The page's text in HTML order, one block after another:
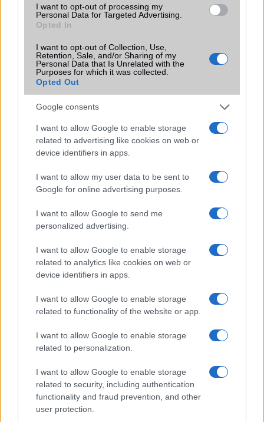
I want to opt-out of processing my
Personal Data for Targeted Advertising.
Opted In
I want to opt-out of Collection, Use,
Retention, Sale, and/or Sharing of my
Personal Data that Is Unrelated with the
Purposes for which it was collected.
Opted Out
Google consents
I want to allow Google to enable storage
related to advertising like cookies on web or
device identifiers in apps.
I want to allow my user data to be sent to
Google for online advertising purposes.
I want to allow Google to send me
personalized advertising.
I want to allow Google to enable storage
related to analytics like cookies on web or
device identifiers in apps.
I want to allow Google to enable storage
related to functionality of the website or app.
I want to allow Google to enable storage
related to personalization.
I want to allow Google to enable storage
related to security, including authentication
functionality and fraud prevention, and other
user protection.
KAPCSOLÓDÓ HÍREK
Extrém vékony vezeték nélküli töltő a Samsungtól
DIY: vezeték nélküli töltõ az asztalban
Ingyen vezeték nélküli töltő a Nokia Lumia 920-hoz
Wireless töltőt az autódba!
MWC: íme a világ legkisebb wireless töltője
Fotókon a Google Nexus S4
További hírek
LEGOLVASOTTABBAK
Számos népszerű Samsung Galaxy készülék kimarad a One
UI 9 frissítésből – itt a lista az érintett modellekről
iPhone 18 bemutató dátum - ekkor rántja le a leplet az
Apple az új csúcsmobilokról
Az Android rejtett automatizmusai: hat funkció, amely
észrevétlenül könnyíti meg a mindennapokat